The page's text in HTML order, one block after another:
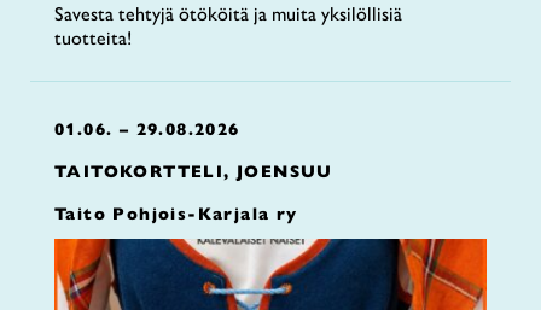
Savesta tehtyjä ötököitä ja muita yksilöllisiä
tuotteita!
01.06. – 29.08.2026
TAITOKORTTELI, JOENSUU
Taito Pohjois-Karjala ry